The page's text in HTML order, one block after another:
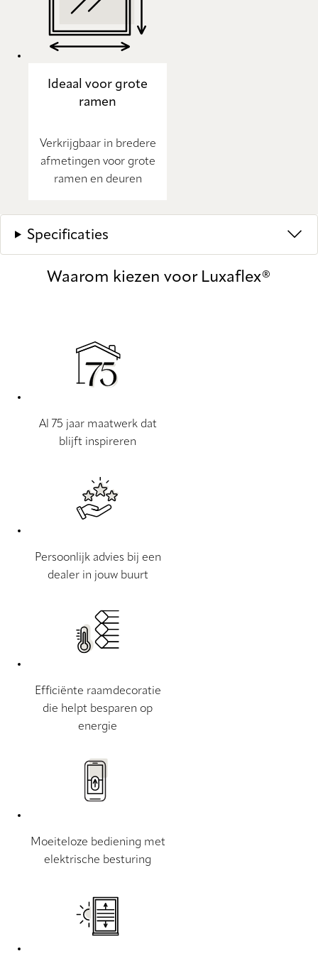
Ideaal voor grote
ramen
Verkrijgbaar in bredere
afmetingen voor grote
ramen en deuren
Specificaties
Waarom kiezen voor Luxaflex®
Al 75 jaar maatwerk dat
blijft inspireren
Persoonlijk advies bij een
dealer in jouw buurt
Efficiënte raamdecoratie
die helpt besparen op
energie
Moeiteloze bediening met
elektrische besturing